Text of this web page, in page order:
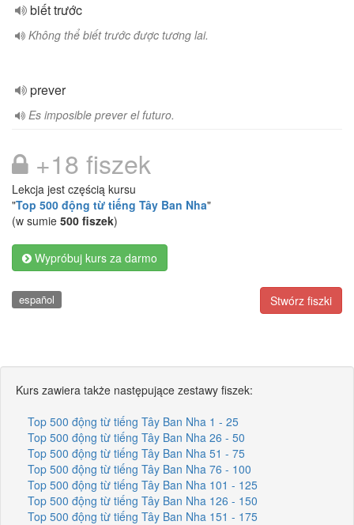
biết trước
Không thể biết trước được tương lai.
prever
Es imposible prever el futuro.
+18 fiszek
Lekcja jest częścią kursu
"Top 500 động từ tiếng Tây Ban Nha"
(w sumie 500 fiszek)
Wypróbuj kurs za darmo
Stwórz fiszki
español
Kurs zawiera także następujące zestawy fiszek:
Top 500 động từ tiếng Tây Ban Nha 1 - 25
Top 500 động từ tiếng Tây Ban Nha 26 - 50
Top 500 động từ tiếng Tây Ban Nha 51 - 75
Top 500 động từ tiếng Tây Ban Nha 76 - 100
Top 500 động từ tiếng Tây Ban Nha 101 - 125
Top 500 động từ tiếng Tây Ban Nha 126 - 150
Top 500 động từ tiếng Tây Ban Nha 151 - 175